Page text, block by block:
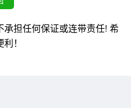
担任何保证或连带责任! 希
！